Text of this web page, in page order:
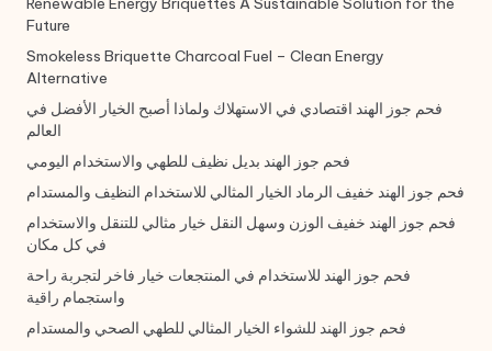
Future
Smokeless Briquette Charcoal Fuel – Clean Energy
Alternative
فحم جوز الهند اقتصادي في الاستهلاك ولماذا أصبح الخيار الأفضل في
العالم
فحم جوز الهند بديل نظيف للطهي والاستخدام اليومي
فحم جوز الهند خفيف الرماد الخيار المثالي للاستخدام النظيف والمستدام
فحم جوز الهند خفيف الوزن وسهل النقل خيار مثالي للتنقل والاستخدام
في كل مكان
فحم جوز الهند للاستخدام في المنتجعات خيار فاخر لتجربة راحة
واستجمام راقية
فحم جوز الهند للشواء الخيار المثالي للطهي الصحي والمستدام